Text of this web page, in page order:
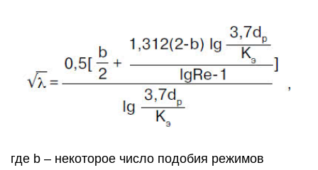
где b – некоторое число подобия режимов